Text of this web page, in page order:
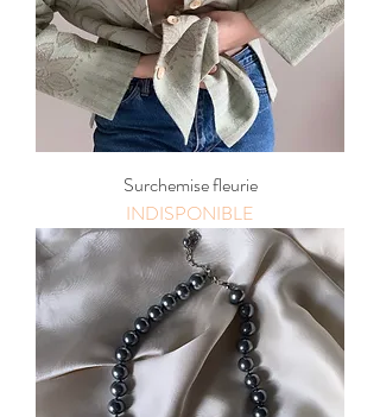
Surchemise fleurie
INDISPONIBLE